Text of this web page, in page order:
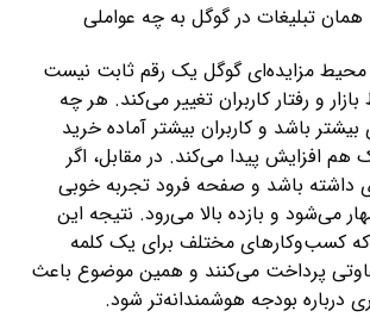
همان تبلیغات در گوگل به چه عواملی
محیط مزایده‌ای گوگل یک رقم ثابت نیست
و رفتار کاربران تغییر می‌کند. هر چه
باشد و کاربران بیشتر آماده خرید
هم افزایش پیدا می‌کند. در مقابل، اگر
داشته باشد و صفحه فرود تجربه خوبی
می‌شود و بازده بالا می‌رود. نتیجه این
کسب‌وکارهای مختلف برای یک کلمه
پرداخت می‌کنند و همین موضوع باعث
درباره بودجه هوشمندانه‌تر شود.